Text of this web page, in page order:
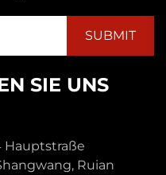
SIE UNS
Hauptstraße
Ruian